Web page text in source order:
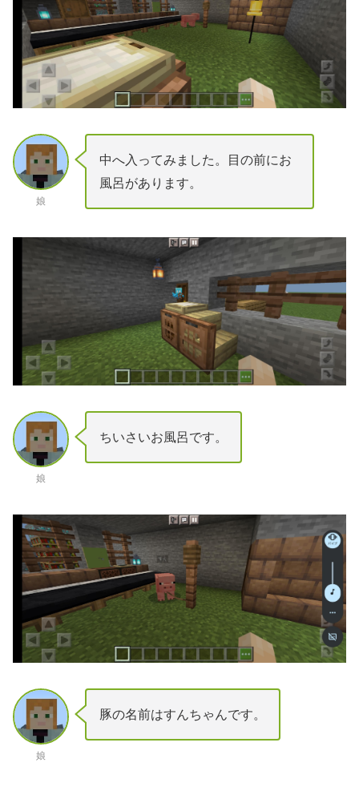
娘
中へ入ってみました。目の前にお
風呂があります。
娘
ちいさいお風呂です。
娘
豚の名前はすんちゃんです。